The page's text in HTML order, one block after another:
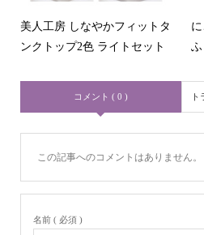
美人工房 しなやかフィットタ
ンクトップ2色 ライトセット
コメント ( 0 )
この記事へのコメントはありません。
名前 ( 必須 )